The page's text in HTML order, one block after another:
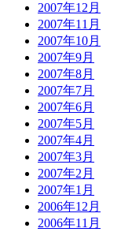
2007年12月
2007年11月
2007年10月
2007年9月
2007年8月
2007年7月
2007年6月
2007年5月
2007年4月
2007年3月
2007年2月
2007年1月
2006年12月
2006年11月